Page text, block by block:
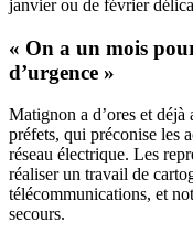
janvier ou de février
« On a un mois
d’urgence »
Matignon a d’ores et déjà
préfets, qui préconise les
réseau électrique. Les
réaliser un travail de
télécommunications, et
secours.